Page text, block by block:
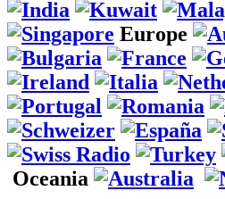
Europe
Oceania